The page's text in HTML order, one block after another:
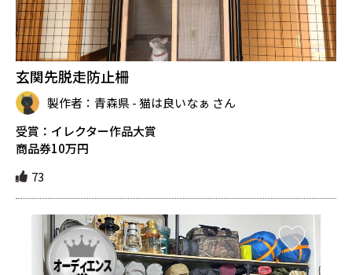
玄関先脱走防止柵
製作者：青森県 - 猫は良いなぁ さん
受賞：イレクター作品大賞
商品券10万円
73